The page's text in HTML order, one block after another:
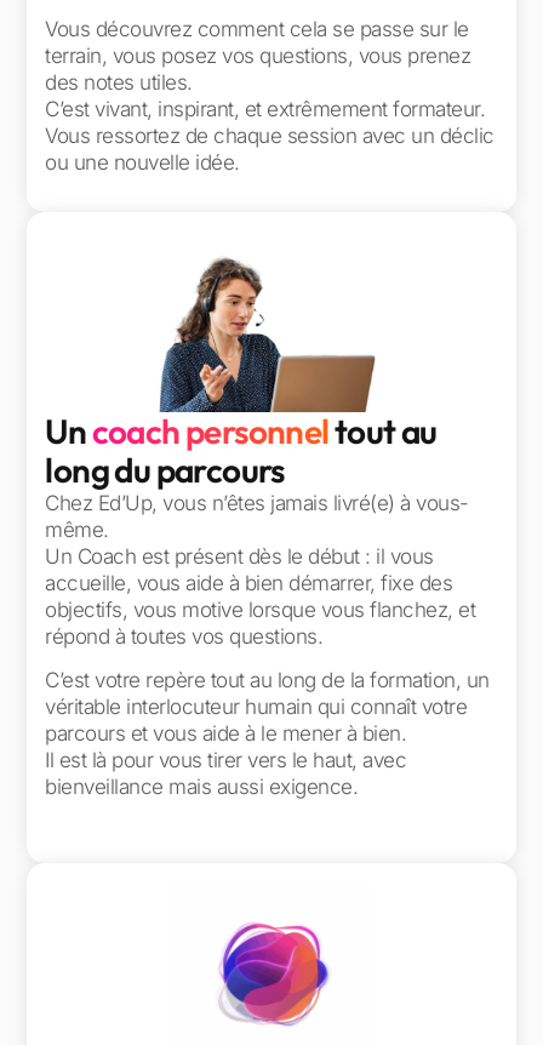
Vous découvrez comment cela se passe sur le
terrain, vous posez vos questions, vous prenez
des notes utiles.
C’est vivant, inspirant, et extrêmement formateur.
Vous ressortez de chaque session avec un déclic
ou une nouvelle idée.
Uncoach personneltout au
long du parcours
Chez Ed’Up, vous n’êtes jamais livré(e) à vous-
même.
Un Coach est présent dès le début : il vous
accueille, vous aide à bien démarrer, fixe des
objectifs, vous motive lorsque vous flanchez, et
répond à toutes vos questions.
C’est votre repère tout au long de la formation, un
véritable interlocuteur humain qui connaît votre
parcours et vous aide à le mener à bien.
Il est là pour vous tirer vers le haut, avec
bienveillance mais aussi exigence.